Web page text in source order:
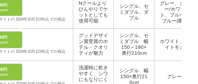
円
イトの 2024年10月1日時点 での税込
Nクールより
ひんやりでケ
ットとしても
使用可能
シングル、セ
ミダブル、ダ
ブル
グレー、グレ
ー/ホワイ
ト、ブルー、
ブルー(幾何
円
イトの 2024年10月1日時点 での税込
グッドデザイ
ン賞受賞のホ
テル・クオリ
ティが魅力
シングル、セ
ミダブル 幅
150～190×
奥行210cm
ホワイト、ラ
イトモカ
円
洗濯時に乾き
やすく、シワ
にもなりにく
シングル 幅
150×奥行21
0cm
グレー